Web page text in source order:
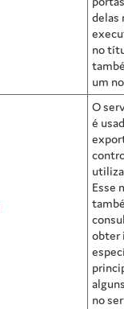
delas
no
um
O
é
Esse
obter
no